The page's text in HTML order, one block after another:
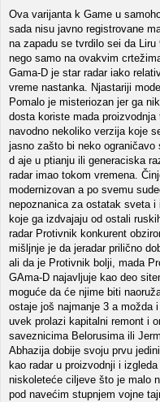
Ova varijanta k Game u
sada nisu javno registrovane
na zapadu se tvrdilo sei da
nego samo na ovakvim
Gama-D je star radar iako
vreme nastanka. Njastariji
Pomalo je misteriozan jer ga
dosta koriste mada
navodno nekoliko verzija koje
jasno zašto bi neko
d aje u ptianju ili generaciska
radar imao tokom vremena.
modernizovan a po svemu
nepoznanica za ostatak sveta i
koje ga izdvajaju od ostali
radar Protivnik konkurent
mišljnje je da jeradar prilično
ali da je Protivnik bolji, mada
GAma-D najavljuje kao deo
moguće da će njime biti
ostaje još najmanje 3 a možda
uvek prolazi kapitalni remont i
saveznicima Belorusima ili
Abhazija dobije svoju prvu
kao radar u proizvodnji i
niskoleteće ciljeve što je malo
pod navećim stupnjem vojne